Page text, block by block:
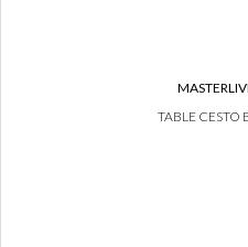
TABLE CESTO